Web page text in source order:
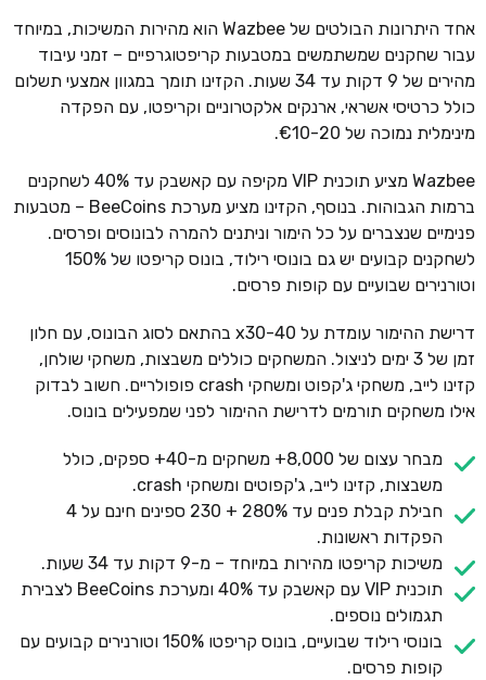
אחד היתרונות הבולטים של Wazbee הוא מהירות המשיכות, במיוחד
עבור שחקנים שמשתמשים במטבעות קריפטוגרפיים – זמני עיבוד
מהירים של 9 דקות עד 34 שעות. הקזינו תומך במגוון אמצעי תשלום
כולל כרטיסי אשראי, ארנקים אלקטרוניים וקריפטו, עם הפקדה
מינימלית נמוכה של €10-20.
Wazbee מציע תוכנית VIP מקיפה עם קאשבק עד 40% לשחקנים
ברמות הגבוהות. בנוסף, הקזינו מציע מערכת BeeCoins – מטבעות
פנימיים שנצברים על כל הימור וניתנים להמרה לבונוסים ופרסים.
לשחקנים קבועים יש גם בונוסי רילוד, בונוס קריפטו של 150%
וטורנירים שבועיים עם קופות פרסים.
דרישת ההימור עומדת על x30-40 בהתאם לסוג הבונוס, עם חלון
זמן של 3 ימים לניצול. המשחקים כוללים משבצות, משחקי שולחן,
קזינו לייב, משחקי ג'קפוט ומשחקי crash פופולריים. חשוב לבדוק
אילו משחקים תורמים לדרישת ההימור לפני שמפעילים בונוס.
מבחר עצום של 8,000+ משחקים מ-40+ ספקים, כולל
משבצות, קזינו לייב, ג'קפוטים ומשחקי crash.
חבילת קבלת פנים עד 280% + 230 ספינים חינם על 4
הפקדות ראשונות.
משיכות קריפטו מהירות במיוחד – מ-9 דקות עד 34 שעות.
תוכנית VIP עם קאשבק עד 40% ומערכת BeeCoins לצבירת
תגמולים נוספים.
בונוסי רילוד שבועיים, בונוס קריפטו 150% וטורנירים קבועים עם
קופות פרסים.